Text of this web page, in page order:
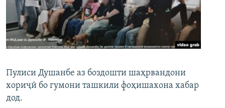
Пулиси Душанбе аз боздошти шаҳрвандони
хориҷӣ бо гумони ташкили фоҳишахона хабар
дод.